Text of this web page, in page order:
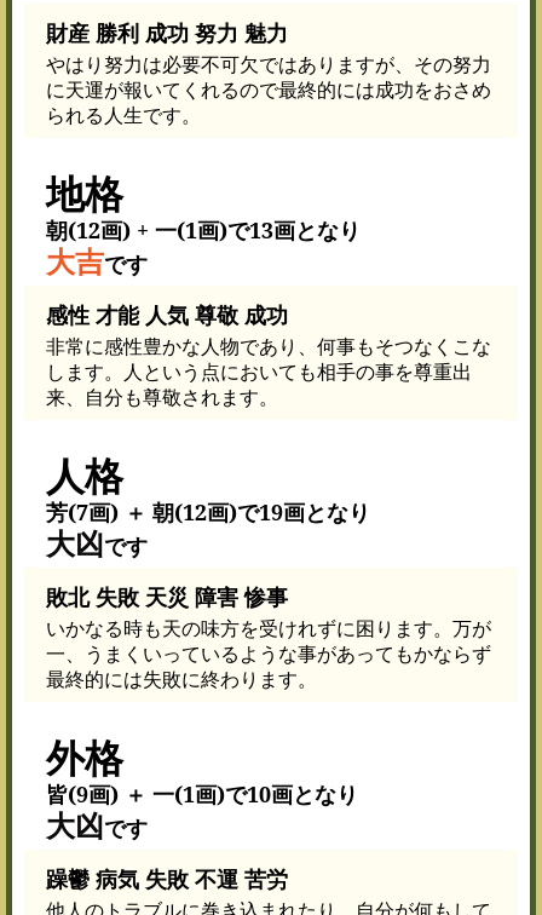
財産 勝利 成功 努力 魅力
やはり努力は必要不可欠ではありますが、その努力
に天運が報いてくれるので最終的には成功をおさめ
られる人生です。
地格
朝(12画) + 一(1画)で13画となり
大吉です
感性 才能 人気 尊敬 成功
非常に感性豊かな人物であり、何事もそつなくこな
します。人という点においても相手の事を尊重出
来、自分も尊敬されます。
人格
芳(7画) ＋ 朝(12画)で19画となり
大凶です
敗北 失敗 天災 障害 惨事
いかなる時も天の味方を受けれずに困ります。万が
一、うまくいっているような事があってもかならず
最終的には失敗に終わります。
外格
皆(9画) ＋ 一(1画)で10画となり
大凶です
躁鬱 病気 失敗 不運 苦労